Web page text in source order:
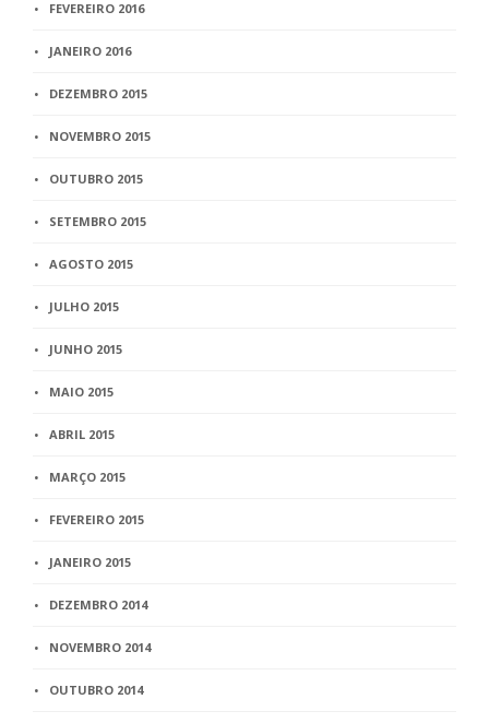
FEVEREIRO 2016
JANEIRO 2016
DEZEMBRO 2015
NOVEMBRO 2015
OUTUBRO 2015
SETEMBRO 2015
AGOSTO 2015
JULHO 2015
JUNHO 2015
MAIO 2015
ABRIL 2015
MARÇO 2015
FEVEREIRO 2015
JANEIRO 2015
DEZEMBRO 2014
NOVEMBRO 2014
OUTUBRO 2014